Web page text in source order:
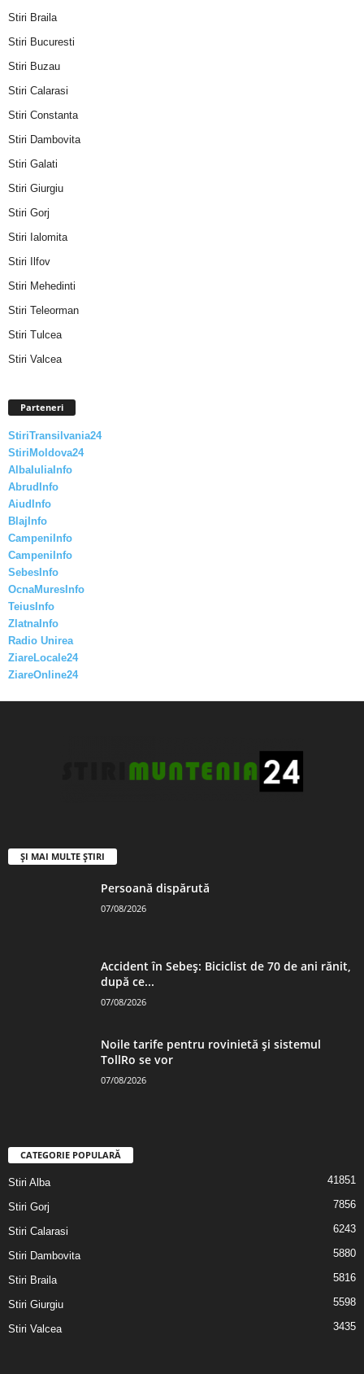
Stiri Braila
Stiri Bucuresti
Stiri Buzau
Stiri Calarasi
Stiri Constanta
Stiri Dambovita
Stiri Galati
Stiri Giurgiu
Stiri Gorj
Stiri Ialomita
Stiri Ilfov
Stiri Mehedinti
Stiri Teleorman
Stiri Tulcea
Stiri Valcea
Parteneri
StiriTransilvania24
StiriMoldova24
AlbaIuliaInfo
AbrudInfo
AiudInfo
BlajInfo
CampeniInfo
CampeniInfo
SebesInfo
OcnaMuresInfo
TeiusInfo
ZlatnaInfo
Radio Unirea
ZiareLocale24
ZiareOnline24
ȘI MAI MULTE ȘTIRI
Persoană dispărută
07/08/2026
Accident în Sebeș: Biciclist de 70 de ani rănit,
după ce...
07/08/2026
Noile tarife pentru rovinietă și sistemul
TollRo se vor
07/08/2026
CATEGORIE POPULARĂ
Stiri Alba 41851
Stiri Gorj 7856
Stiri Calarasi 6243
Stiri Dambovita 5880
Stiri Braila 5816
Stiri Giurgiu 5598
Stiri Valcea 3435